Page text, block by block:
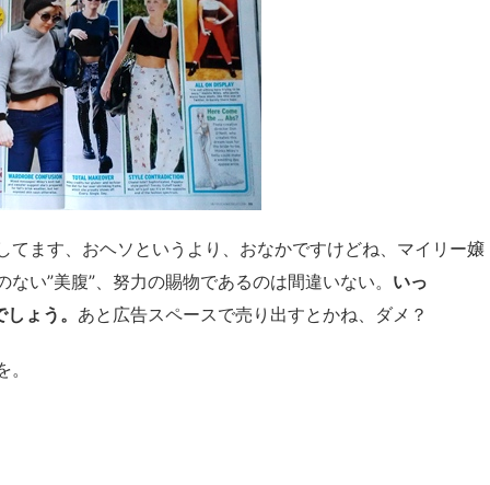
ます、おヘソというより、おなかですけどね、マイリー嬢
い”美腹”、努力の賜物であるのは間違いない。 いっ
ょう。 あと広告スペースで売り出すとかね、ダメ？